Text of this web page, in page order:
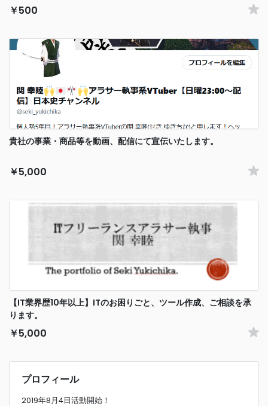
￥500
貴社の事業・商品等を動画、配信にて宣伝いたします。
￥5,000
【IT業界歴10年以上】ITのお困りごと、ツール作成、ご相談を承
ります。
￥5,000
プロフィール
2019年8月4日活動開始！